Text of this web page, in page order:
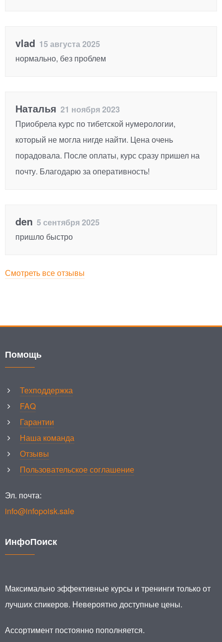
vlad 15 августа 2025
нормально, без проблем
Наталья 21 ноября 2023
Приобрела курс по тибетской нумерологии,
который не могла нигде найти. Цена очень
порадовала. После оплаты, курс сразу пришел на
почту. Благодарю за оперативность!
den 5 сентября 2025
пришло быстро
Смотреть все отзывы
Помощь
Техподдержка
FAQ
Гарантии
Наша команда
Отзывы
Пользовательское соглашение
Эл. почта:
info@infopoisk.sale
ИнфоПоиск
Максимально эффективные курсы и тренинги только от
лучших спикеров. Невероятно доступные цены.
Ассортимент постоянно пополняется.